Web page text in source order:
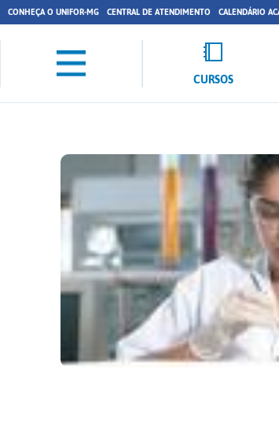
CONHEÇA O UNIFOR-MG CENTRAL DE ATENDIMENTO CALENDÁRIO
CURSOS